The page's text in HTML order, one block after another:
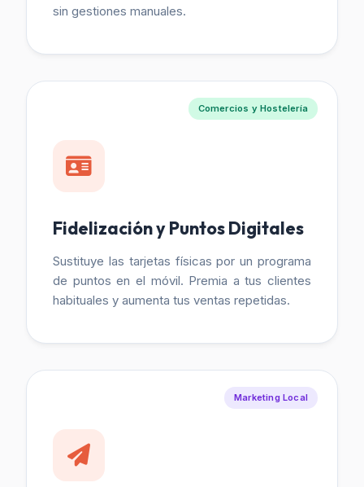
sin gestiones manuales.
Comercios y Hostelería
Fidelización y Puntos Digitales
Sustituye las tarjetas físicas por un programa
de puntos en el móvil. Premia a tus clientes
habituales y aumenta tus ventas repetidas.
Marketing Local